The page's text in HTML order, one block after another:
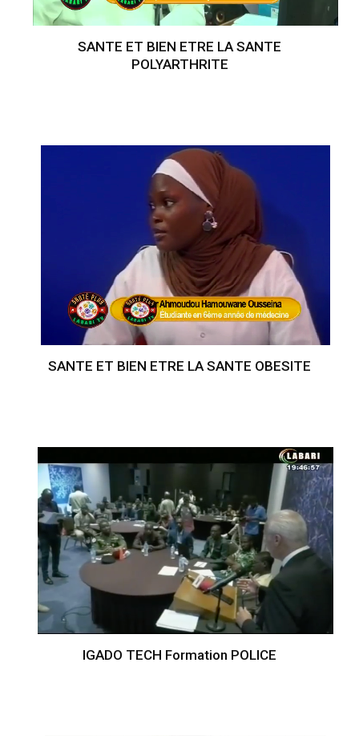
SANTE ET BIEN ETRE LA SANTE
POLYARTHRITE
SANTE ET BIEN ETRE LA SANTE OBESITE
IGADO TECH Formation POLICE